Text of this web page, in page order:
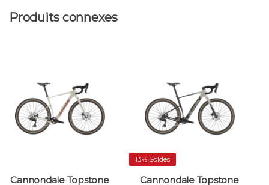
Produits connexes
Cannondale Topstone
13% Soldes
Cannondale Topstone